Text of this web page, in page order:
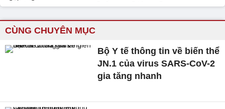
CÙNG CHUYÊN MỤC
Bộ Y tế thông tin về biến thể
JN.1 của virus SARS-CoV-2
gia tăng nhanh